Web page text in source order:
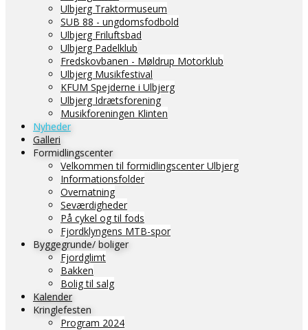
Ulbjerg Traktormuseum
SUB 88 - ungdomsfodbold
Ulbjerg Friluftsbad
Ulbjerg Padelklub
Fredskovbanen - Møldrup Motorklub
Ulbjerg Musikfestival
KFUM Spejderne i Ulbjerg
Ulbjerg Idrætsforening
Musikforeningen Klinten
Nyheder
Galleri
Formidlingscenter
Velkommen til formidlingscenter Ulbjerg
Informationsfolder
Overnatning
Seværdigheder
På cykel og til fods
Fjordklyngens MTB-spor
Byggegrunde/ boliger
Fjordglimt
Bakken
Bolig til salg
Kalender
Kringlefesten
Program 2024